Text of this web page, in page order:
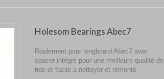
Holesom Bearings Abec7
Roulement pour longboard Abec7 avec
spacer intégré pour une meilleure qualité de
ride et facile a nettoyer et remonté